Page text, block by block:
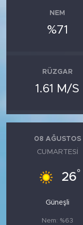
NEM
%71
RÜZGAR
1.61 M/S
08 AĞUSTOS
CUMARTESI
26°
Güneşli
Nem: %63